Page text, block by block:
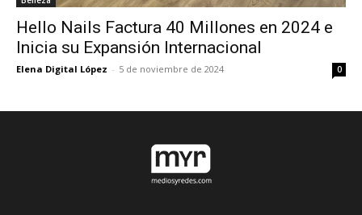
Hello Nails Factura 40 Millones en 2024 e
Inicia su Expansión Internacional
Elena Digital López - 5 de noviembre de 2024 0